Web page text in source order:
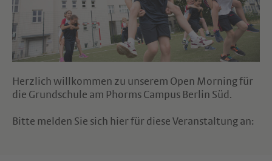
Herzlich willkommen zu unserem Open Morning für
die Grundschule am Phorms Campus Berlin Süd.
Bitte melden Sie sich hier für diese Veranstaltung an: